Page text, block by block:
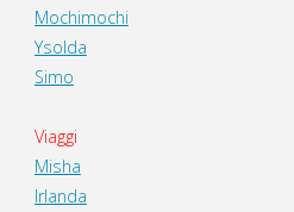
Mochimochi
Ysolda
Simo
Viaggi
Misha
Irlanda